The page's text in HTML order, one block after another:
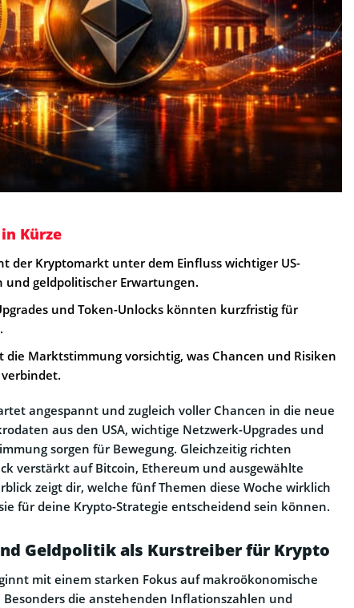
Kürze
der Kryptomarkt unter dem Einfluss wichtiger US-
geldpolitischer Erwartungen.
und Token-Unlocks könnten kurzfristig für
die Marktstimmung vorsichtig, was Chancen und Risiken
angespannt und zugleich voller Chancen in die neue
aus den USA, wichtige Netzwerk-Upgrades und
sorgen für Bewegung. Gleichzeitig richten
verstärkt auf Bitcoin, Ethereum und ausgewählte
zeigt dir, welche fünf Themen diese Woche wirklich
für deine Krypto-Strategie entscheidend sein können.
Geldpolitik als Kurstreiber für Krypto
mit einem starken Fokus auf makroökonomische
Besonders die anstehenden Inflationszahlen und